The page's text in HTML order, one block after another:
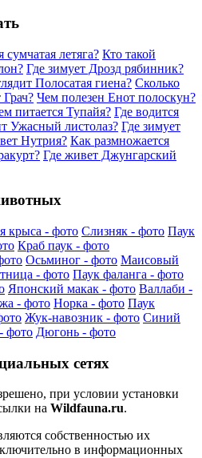
летяга? Кто такой
Где зимует Дрозд рябинник?
Полосатая гиена? Сколько
Грач? Чем полезен Енот полоскун?
питается Тупайя? Где водится
Ужасный листолаз? Где зимует
Нутрия? Как размножается
Где живет Джунгарский
крыса - фото Слизняк - фото Паук
Краб паук - фото
Осьминог - фото Маисовый
- фото Паук фаланга - фото
Японский макак - фото Валлаби -
- фото Норка - фото Паук
Жук-навозник - фото Синий
фото Дюгонь - фото
сетях
при условии установки
на Wildfauna.ru.
собственностью их
в информационных